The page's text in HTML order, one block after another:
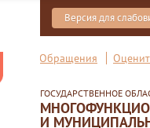
Версия для
Обращения
ГОСУДАРСТВЕННОЕ
И